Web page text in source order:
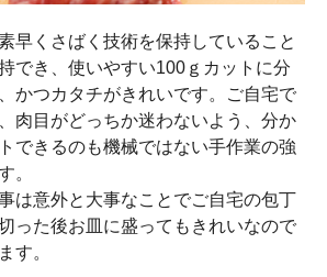
早くさばく技術を保持していること
でき、使いやすい100ｇカットに分
かつカタチがきれいです。ご自宅で
肉目がどっちか迷わないよう、分か
できるのも機械ではない手作業の強
。
は意外と大事なことでご自宅の包丁
った後お皿に盛ってもきれいなので
す。